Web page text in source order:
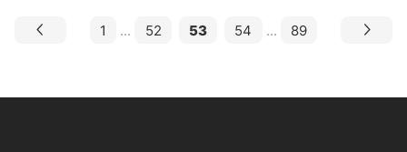
1 ... 52 53 54 ... 89